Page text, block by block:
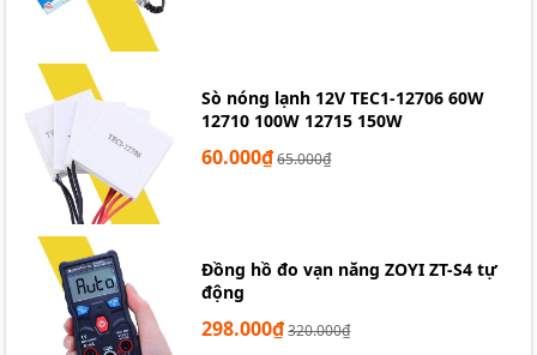
Sò nóng lạnh 12V TEC1-12706 60W
12710 100W 12715 150W
60.000₫65.000₫
Đồng hồ đo vạn năng ZOYI ZT-S4 tự
động
298.000₫320.000₫